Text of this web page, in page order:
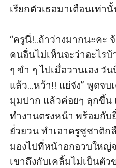
เรียกตัวเธอมาเตือนเท่านั้
“ครูนี่!..ถ้าว่างมากนะคะ
คนอื่นไม่เห็นจะว่าอะไร
ๆ ขำ ๆ ไปเมื่อวานเอง วั
แล้ว...หว้า!! แย่จัง” พูดจ
มุมปาก แล้วค่อยๆ ลุกขึ้น
ทำงานตรงหน้า พร้อมกับ
ยั่วยวน ทำเอาครูชูชาติ
มองไปที่หน้าอกอวบใหญ่
เขาถึงกับเคลิ้มไม่เป็นตัว